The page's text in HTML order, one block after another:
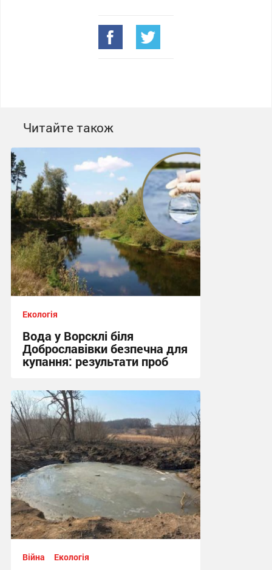
Читайте також
Екологія
Вода у Ворсклі біля
Доброславівки безпечна для
купання: результати проб
11:25, 27.07.2026
Війна Екологія